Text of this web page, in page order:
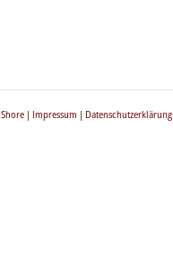
Shore | Impressum | Datenschutzerklärung